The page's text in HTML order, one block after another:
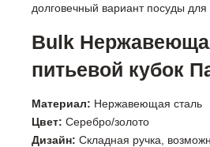
долговечный вариант посуды для
Bulk
питьевой кубок
Материал: Нержавеющая сталь
Цвет: Серебро/золото
Дизайн:Складная ручка,